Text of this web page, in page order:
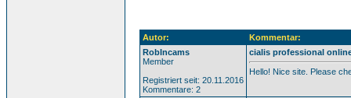
Autor:
Kommentar:
RobIncams
Member
Registriert seit: 20.11.2016
Kommentare: 2
cialis professional
Hello! Nice site. Please